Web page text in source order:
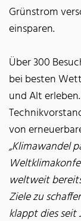
Grünstrom
einsparen.
Über 300
bei besten
und Alt
von
„Klimawandel
weltweit
Ziele zu
klappt dies seit